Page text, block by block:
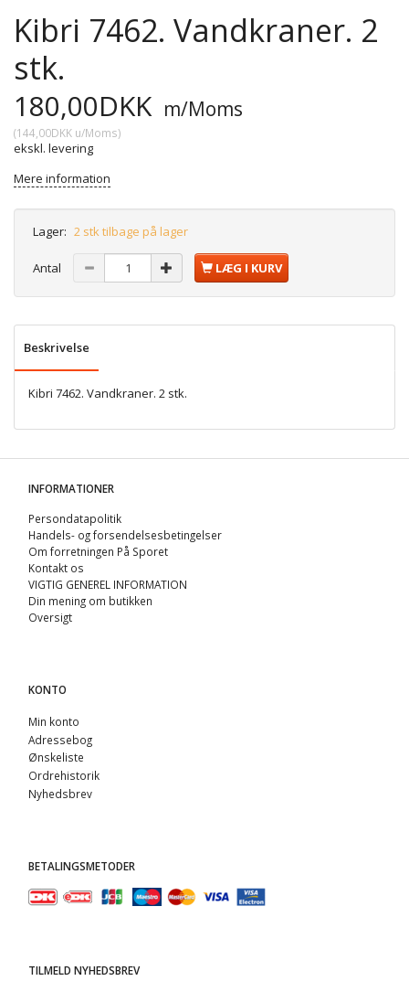
Kibri 7462. Vandkraner. 2
stk.
180,00DKK m/Moms
(144,00DKK u/Moms)
ekskl. levering
Mere information
Lager: 2 stk tilbage på lager
Antal LÆG I KURV
Beskrivelse
Kibri 7462. Vandkraner. 2 stk.
INFORMATIONER
Persondatapolitik
Handels- og forsendelsesbetingelser
Om forretningen På Sporet
Kontakt os
VIGTIG GENEREL INFORMATION
Din mening om butikken
Oversigt
KONTO
Min konto
Adressebog
Ønskeliste
Ordrehistorik
Nyhedsbrev
BETALINGSMETODER
TILMELD NYHEDSBREV